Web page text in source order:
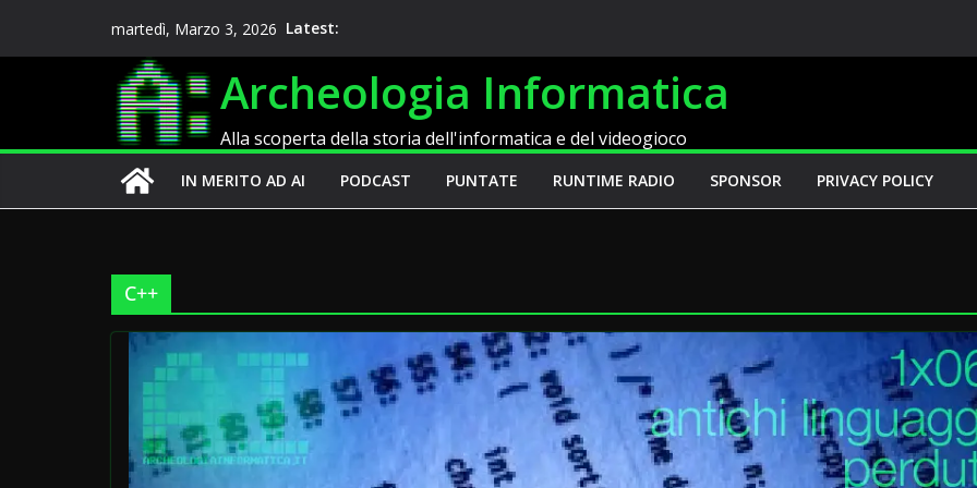
martedì, Marzo 3, 2026 Latest:
Archeologia Informatica
Alla scoperta della storia dell'informatica e del videogioco
IN MERITO AD AI PODCAST PUNTATE RUNTIME RADIO SPONSOR PRIVACY POLICY
C++